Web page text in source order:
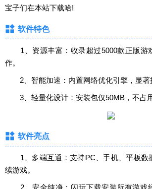
宝子们在本站下载哈!
软件特色
1、资源丰富：收录超过5000款正版游
作。
2、智能加速：内置网络优化引擎，显著
3、轻量化设计：安装包仅50MB，不占用
软件亮点
1、多端互通：支持PC、手机、平板数
续游戏。
2、安全纯净：闪玩下载安装所有游戏